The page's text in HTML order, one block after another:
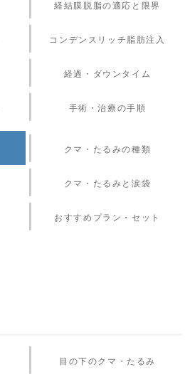
経結膜脱脂の適応と限界
コンデンスリッチ脂肪注入
経過・ダウンタイム
手術・治療の手順
クマ・たるみの種類
クマ・たるみと涙袋
おすすめプラン・セット
目の下のクマ・たるみ